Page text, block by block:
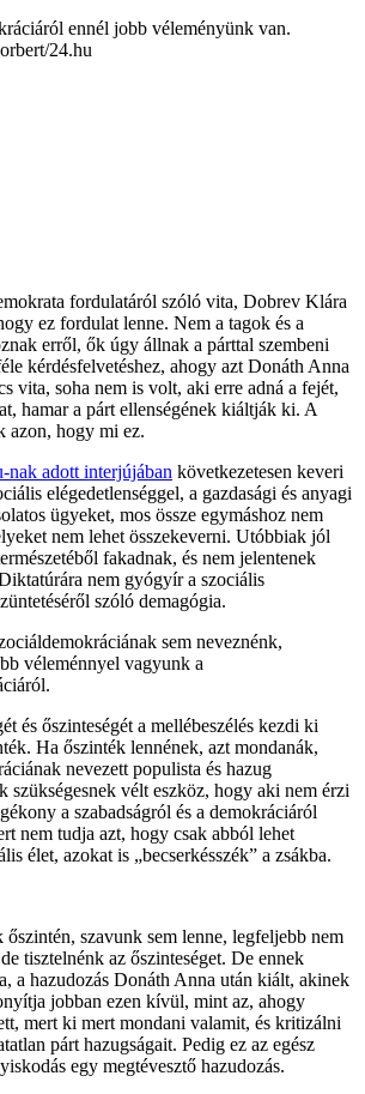
ennél jobb véleményünk van.
24.hu
fordulatáról szóló vita, Dobrev Klára
ez fordulat lenne. Nem a tagok és a
erről, ők úgy állnak a párttal szembeni
kérdésfelvetéshez, ahogy azt Donáth Anna
vita, soha nem is volt, aki erre adná a fejét,
hamar a párt ellenségének kiáltják ki. A
azon, hogy mi ez.
nak adott interjújában következetesen keveri
elégedetlenséggel, a gazdasági és anyagi
ügyeket, mos össze egymáshoz nem
nem lehet összekeverni. Utóbbiak jól
fakadnak, és nem jelentenek
nem gyógyír a szociális
szóló demagógia.
sem neveznénk,
véleménnyel vagyunk a
és őszinteségét a mellébeszélés kezdi ki
Ha őszinték lennének, azt mondanák,
nevezett populista és hazug
szükségesnek vélt eszköz, hogy aki nem érzi
a szabadságról és a demokráciáról
nem tudja azt, hogy csak abból lehet
élet, azokat is „becserkésszék” a zsákba.
őszintén, szavunk sem lenne, legfeljebb nem
tisztelnénk az őszinteséget. De ennek
a hazudozás Donáth Anna után kiált, akinek
jobban ezen kívül, mint az, ahogy
mert ki mert mondani valamit, és kritizálni
párt hazugságait. Pedig ez az egész
egy megtévesztő hazudozás.